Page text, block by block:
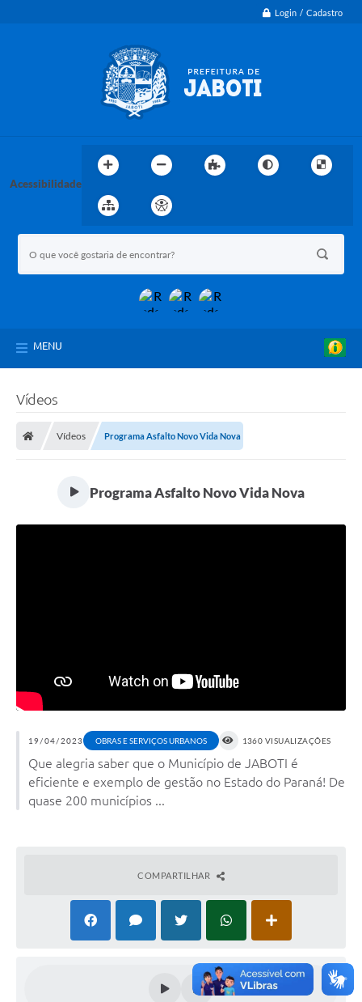
Login / Cadastro
Acessibilidade
MENU
Vídeos
Vídeos Programa Asfalto Novo Vida Nova
Programa Asfalto Novo Vida Nova
19/04/2023 OBRAS E SERVIÇOS URBANOS 1360 VISUALIZAÇÕES
Que alegria saber que o Município de JABOTI é
eficiente e exemplo de gestão no Estado do Paraná! De
quase 200 municípios ...
COMPARTILHAR